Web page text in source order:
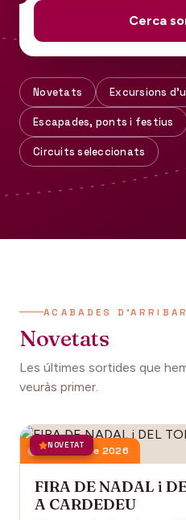
Cerca
Novetats Excursions
Escapades, ponts i festius
Circuits seleccionats
ACABADES D'ARRIBAR
Novetats
Les últimes sortides que
veuràs primer.
NOVETAT
13 desembre 2026
FIRA DE NADAL i
A CARDEDEU